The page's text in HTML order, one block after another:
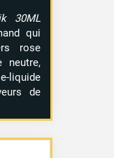
30ML
qui
rose
neutre,
liquide
de